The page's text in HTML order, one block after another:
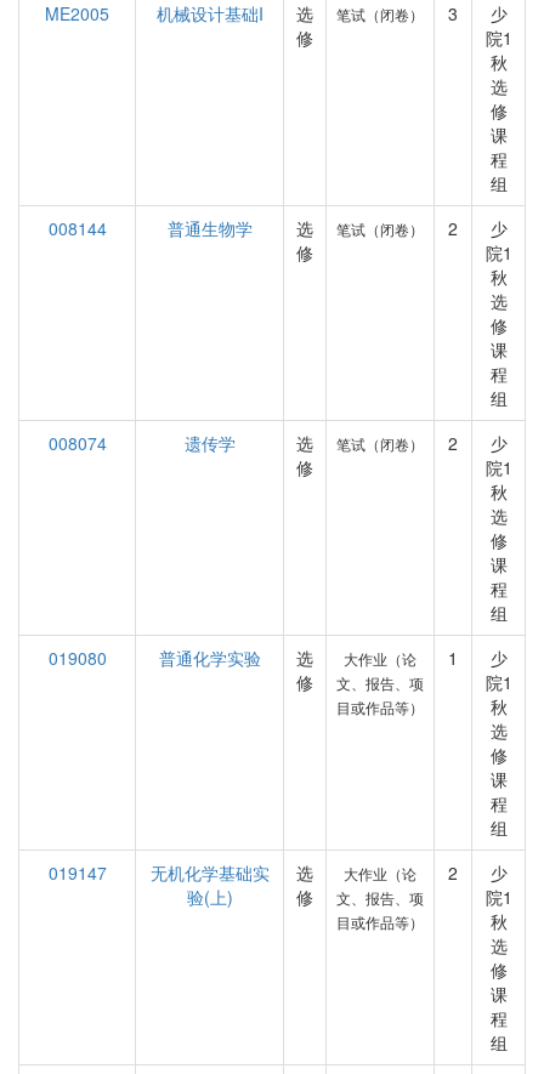
ME2005
机械设计基础I
选
修
笔试（闭卷） 3
少
院1
秋
选
修
课
程
组
008144
普通生物学
选
修
笔试（闭卷） 2
少
院1
秋
选
修
课
程
组
008074
遗传学
选
修
笔试（闭卷） 2
少
院1
秋
选
修
课
程
组
019080
普通化学实验
选
修
大作业（论
文、报告、项
目或作品等）
1
少
院1
秋
选
修
课
程
组
019147
无机化学基础实
验(上)
选
修
大作业（论
文、报告、项
目或作品等）
2
少
院1
秋
选
修
课
程
组